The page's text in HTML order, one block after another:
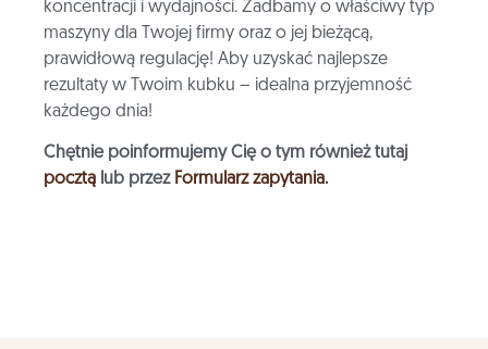
koncentracji i wydajności. Zadbamy o właściwy typ
maszyny dla Twojej firmy oraz o jej bieżącą,
prawidłową regulację! Aby uzyskać najlepsze
rezultaty w Twoim kubku – idealna przyjemność
każdego dnia!
Chętnie poinformujemy Cię o tym również tutaj
pocztą lub przez Formularz zapytania.